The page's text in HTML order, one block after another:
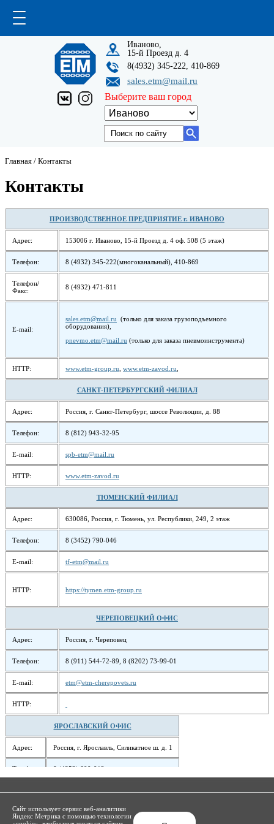
Иваново,
15-й Проезд д. 4
8(4932) 345-222, 410-869
sales.etm@mail.ru
Выберите ваш город
Главная / Контакты
Контакты
ПРОИЗВОДСТВЕННОЕ ПРЕДПРИЯТИЕ г. ИВАНОВО
Адрес: 153006 г. Иваново, 15-й Проезд д. 4 оф. 508 (5 этаж)
Телефон: 8 (4932) 345-222(многоканальный), 410-869
Телефон/
Факс:
8 (4932) 471-811
E-mail:
sales.etm@mail.ru (только для заказа грузоподъемного
оборудования),
pnevmo.etm@mail.ru (только для заказа пневмоинструмента)
HTTP: www.etm-group.ru www.etm-zavod.ru
САНКТ-ПЕТЕРБУРГСКИЙ ФИЛИАЛ
Адрес: Россия, г. Санкт-Петербург, шоссе Революции, д. 88
Телефон: 8 (812) 943-32-95
E-mail: spb-etm@mail.ru
HTTP: www.etm-zavod.ru
ТЮМЕНСКИЙ ФИЛИАЛ
Адрес: 630086, Россия, г. Тюмень, ул. Республики, 249, 2 этаж
Телефон: 8 (3452) 790-046
E-mail: tf-etm@mail.ru
HTTP: https://tymen.etm-group.ru
ЧЕРЕПОВЕЦКИЙ ОФИС
Адрес: Россия, г. Череповец
Телефон: 8 (911) 544-72-89, 8 (8202) 73-99-01
E-mail: etm@etm-cherepovets.ru
HTTP:
ЯРОСЛАВСКИЙ ОФИС
Адрес: Россия, г. Ярославль, Силикатное ш. д. 1
Телефон: 8 (4852) 600-012
Copyright ООО "ЕТМ", 2003-2020
Россия, г. Иваново, 15-й Проезд д. 4 оф. 508 (5 этаж)
Сайт использует сервис веб-аналитики
Яндекс Метрика с помощью технологии